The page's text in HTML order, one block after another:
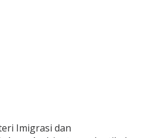
Imigrasi dan